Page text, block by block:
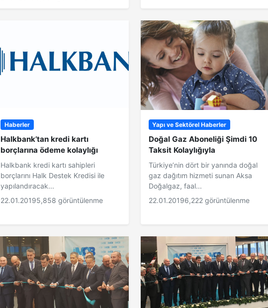
Haberler
Halkbank’tan kredi kartı
borçlarına ödeme kolaylığı
Halkbank kredi kartı sahipleri
borçlarını Halk Destek Kredisi ile
yapılandıracak...
22.01.20195,858 görüntülenme
Yapı ve Sektörel Haberler
Doğal Gaz Aboneliği Şimdi 10
Taksit Kolaylığıyla
Türkiye’nin dört bir yanında doğal
gaz dağıtım hizmeti sunan Aksa
Doğalgaz, faal...
22.01.20196,222 görüntülenme